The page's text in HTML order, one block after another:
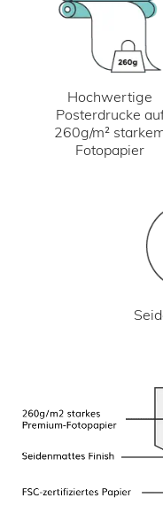
Hochwertige
Posterdrucke
260g/m²
Fotopapier